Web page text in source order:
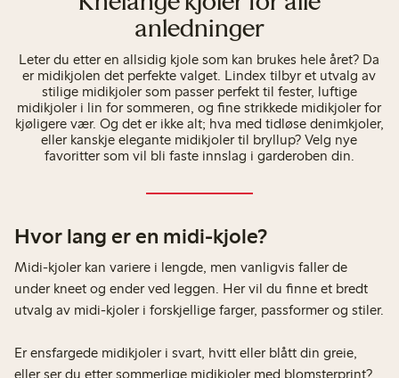
anledninger
Leter du etter en allsidig kjole som kan brukes hele året? Da
er midikjolen det perfekte valget. Lindex tilbyr et utvalg av
stilige midikjoler som passer perfekt til fester, luftige
midikjoler i lin for sommeren, og fine strikkede midikjoler for
kjøligere vær. Og det er ikke alt; hva med tidløse denimkjoler,
eller kanskje elegante midikjoler til bryllup? Velg nye
favoritter som vil bli faste innslag i garderoben din.
Hvor lang er en midi-kjole?
Midi-kjoler kan variere i lengde, men vanligvis faller de
under kneet og ender ved leggen. Her vil du finne et bredt
utvalg av midi-kjoler i forskjellige farger, passformer og stiler.
Er ensfargede midikjoler i svart, hvitt eller blått din greie,
eller ser du etter sommerlige midikjoler med blomsterprint?